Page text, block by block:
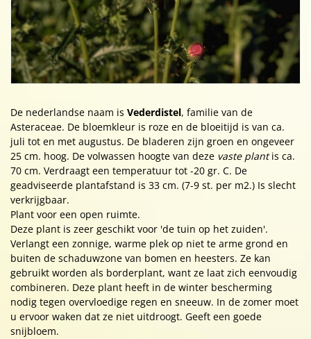
De nederlandse naam is Vederdistel, familie van de
Asteraceae. De bloemkleur is roze en de bloeitijd is van ca.
juli tot en met augustus. De bladeren zijn groen en ongeveer
25 cm. hoog. De volwassen hoogte van deze vaste plantis ca.
70 cm. Verdraagt een temperatuur tot -20 gr. C. De
geadviseerde plantafstand is 33 cm. (7-9 st. per m2.) Is slecht
verkrijgbaar.
Plant voor een open ruimte.
Deze plant is zeer geschikt voor 'de tuin op het zuiden'.
Verlangt een zonnige, warme plek op niet te arme grond en
buiten de schaduwzone van bomen en heesters. Ze kan
gebruikt worden als borderplant, want ze laat zich eenvoudig
combineren. Deze plant heeft in de winter bescherming
nodig tegen overvloedige regen en sneeuw. In de zomer moet
u ervoor waken dat ze niet uitdroogt. Geeft een goede
snijbloem.